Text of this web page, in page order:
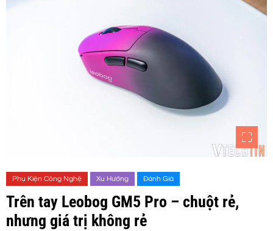
Phụ Kiện Công Nghệ Xu Hướng Đánh Giá
Trên tay Leobog GM5 Pro – chuột rẻ,
nhưng giá trị không rẻ